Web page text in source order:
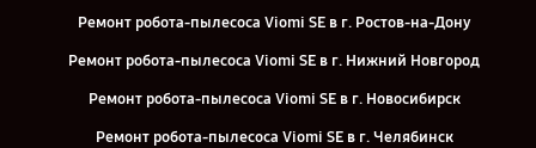
Ремонт робота-пылесоса Viomi SE в г. Ростов-на-Дону
Ремонт робота-пылесоса Viomi SE в г. Нижний Новгород
Ремонт робота-пылесоса Viomi SE в г. Новосибирск
Ремонт робота-пылесоса Viomi SE в г. Челябинск